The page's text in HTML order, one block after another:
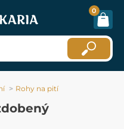
0
Rohy na pití